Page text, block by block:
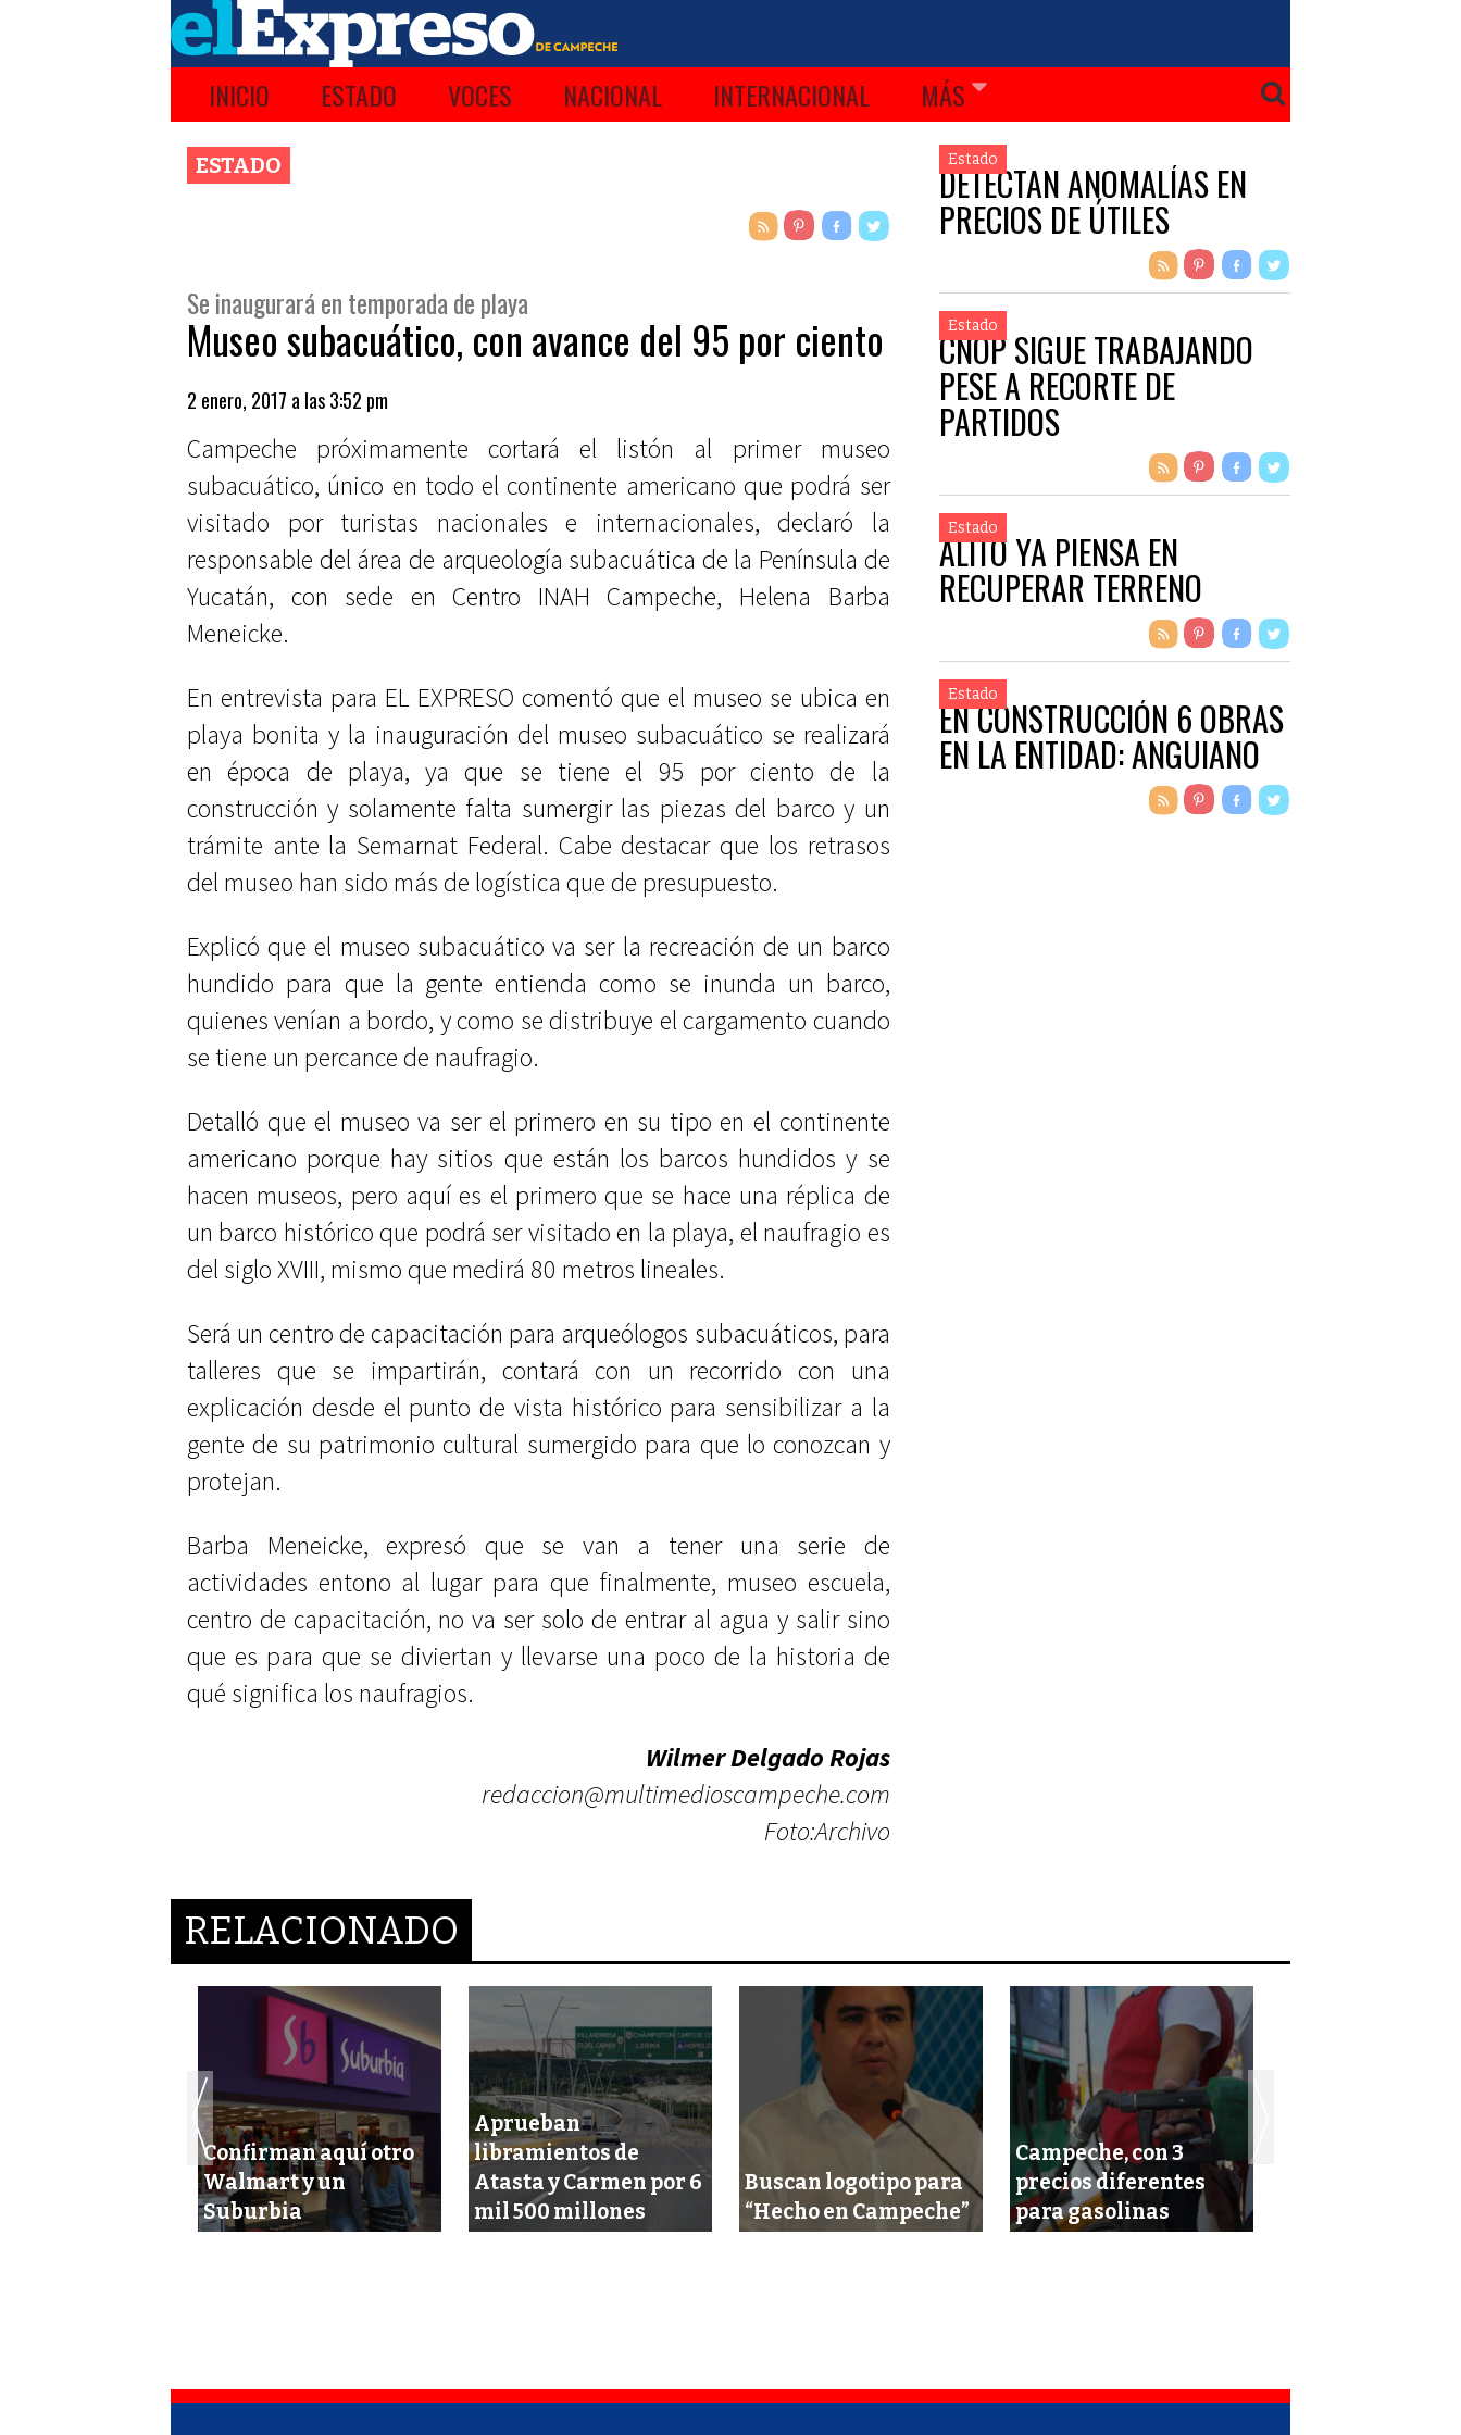
INICIO ESTADO VOCES NACIONAL INTERNACIONAL MÁS
ESTADO
Se inaugurará en temporada de playa
Museo subacuático, con avance del 95 por ciento
2 enero, 2017 a las 3:52 pm
Campeche próximamente cortará el listón al primer museo
subacuático, único en todo el continente americano que podrá ser
visitado por turistas nacionales e internacionales, declaró la
responsable del área de arqueología subacuática de la Península de
Yucatán, con sede en Centro INAH Campeche, Helena Barba
Meneicke.
En entrevista para EL EXPRESO comentó que el museo se ubica en
playa bonita y la inauguración del museo subacuático se realizará
en época de playa, ya que se tiene el 95 por ciento de la
construcción y solamente falta sumergir las piezas del barco y un
trámite ante la Semarnat Federal. Cabe destacar que los retrasos
del museo han sido más de logística que de presupuesto.
Explicó que el museo subacuático va ser la recreación de un barco
hundido para que la gente entienda como se inunda un barco,
quienes venían a bordo, y como se distribuye el cargamento cuando
se tiene un percance de naufragio.
Detalló que el museo va ser el primero en su tipo en el continente
americano porque hay sitios que están los barcos hundidos y se
hacen museos, pero aquí es el primero que se hace una réplica de
un barco histórico que podrá ser visitado en la playa, el naufragio es
del siglo XVIII, mismo que medirá 80 metros lineales.
Será un centro de capacitación para arqueólogos subacuáticos, para
talleres que se impartirán, contará con un recorrido con una
explicación desde el punto de vista histórico para sensibilizar a la
gente de su patrimonio cultural sumergido para que lo conozcan y
protejan.
Barba Meneicke, expresó que se van a tener una serie de
actividades entono al lugar para que finalmente, museo escuela,
centro de capacitación, no va ser solo de entrar al agua y salir sino
que es para que se diviertan y llevarse una poco de la historia de
qué significa los naufragios.
Wilmer Delgado Rojas
redaccion@multimedioscampeche.com
Foto:Archivo
Estado
DETECTAN ANOMALÍAS EN
PRECIOS DE ÚTILES
Estado
CNOP SIGUE TRABAJANDO
PESE A RECORTE DE
PARTIDOS
Estado
ALITO YA PIENSA EN
RECUPERAR TERRENO
Estado
EN CONSTRUCCIÓN 6 OBRAS
EN LA ENTIDAD: ANGUIANO
RELACIONADO
Confirman aquí otro
Walmart y un
Suburbia
Aprueban
libramientos de
Atasta y Carmen por 6
mil 500 millones
Buscan logotipo para
“Hecho en Campeche”
Campeche, con 3
precios diferentes
para gasolinas